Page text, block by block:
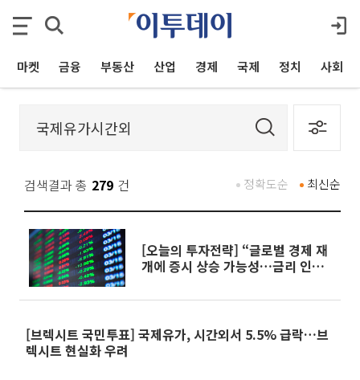
마켓 금융 부동산 산업 경제 국제 정치 사회
검색결과 총 279 건 최신순
정확도순
[오늘의 투자전략] “글로벌 경제 재
개에 증시 상승 가능성…금리 인하
[브렉시트 국민투표] 국제유가, 시간외서 5.5% 급락…브
렉시트 현실화 우려